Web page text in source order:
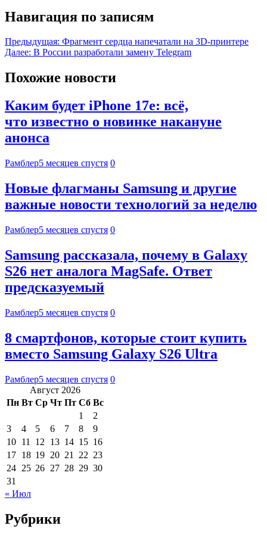
Навигация по записям
Предыдущая: Фрагмент сердца напечатали на 3D-принтере
Далее: В России разработали замену Telegram
Похожие новости
Каким будет iPhone 17e: всё,
что известно о новинке накануне
анонса
Рамблер5 месяцев спустя 0
Новые флагманы Samsung и другие
важные новости технологий за неделю
Рамблер5 месяцев спустя 0
Samsung рассказала, почему в Galaxy
S26 нет аналога MagSafe. Ответ
предсказуемый
Рамблер5 месяцев спустя 0
8 смартфонов, которые стоит купить
вместо Samsung Galaxy S26 Ultra
Рамблер5 месяцев спустя 0
Август 2026
Пн Вт Ср Чт Пт Сб Вс
1
2
3
4 5 6 7 8
9
10 11 12 13 14 15 16
17 18 19 20 21 22 23
24 25 26 27 28 29 30
31
« Июл
Рубрики